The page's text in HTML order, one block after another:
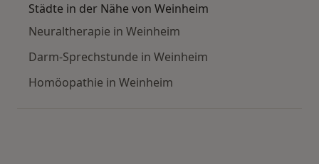
Städte in der Nähe von Weinheim
Neuraltherapie in Weinheim
Darm-Sprechstunde in Weinheim
Homöopathie in Weinheim